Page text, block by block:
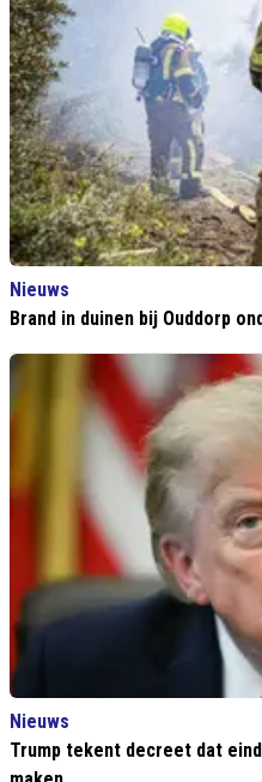
Nieuws
Brand in duinen bij Ouddorp
Nieuws
Trump tekent decreet dat